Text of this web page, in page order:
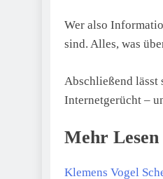
Wer also
sind. Alles, was
Abschließend lässt
Internetgerücht –
Mehr Lesen
Klemens Vogel